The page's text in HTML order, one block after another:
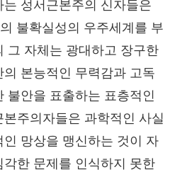
성서근본주의 신자들은
불확실성의 우주세계를 부
그 자체는 광대하고 장구한
본능적인 무력감과 고독
불안을 표출하는 표층적인
주의자들은 과학적인 사실
망상을 맹신하는 것이 자
한 문제를 인식하지 못한